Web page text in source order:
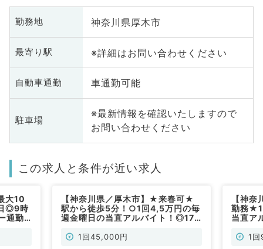
勤務地 神奈川県厚木市
最寄り駅 ※詳細はお問い合わせください
自動車通勤 車通勤可能
駐車場
※最新情報を確認いたしますので
お問い合わせください
この求人と条件が近い求人
大10
◎9時
通勤
【神奈川県／厚木市】★来春可★
駅から徒歩5分！○1回4,5万円の毎
週金曜日の当直アルバイト！◎17
（内科系／非常勤）
1回45,000円
【神
勤務★1
当直ア
1